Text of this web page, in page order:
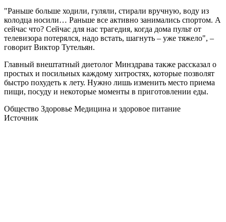
"Раньше больше ходили, гуляли, стирали вручную, воду из
колодца носили… Раньше все активно занимались спортом. А
сейчас что? Сейчас для нас трагедия, когда дома пульт от
телевизора потерялся, надо встать, шагнуть – уже тяжело", –
говорит Виктор Тутельян.
Главный внештатный диетолог Минздрава также рассказал о
простых и посильных каждому хитростях, которые позволят
быстро похудеть к лету. Нужно лишь изменить место приема
пищи, посуду и некоторые моменты в приготовлении еды.
Общество Здоровье Медицина и здоровое питание
Источник